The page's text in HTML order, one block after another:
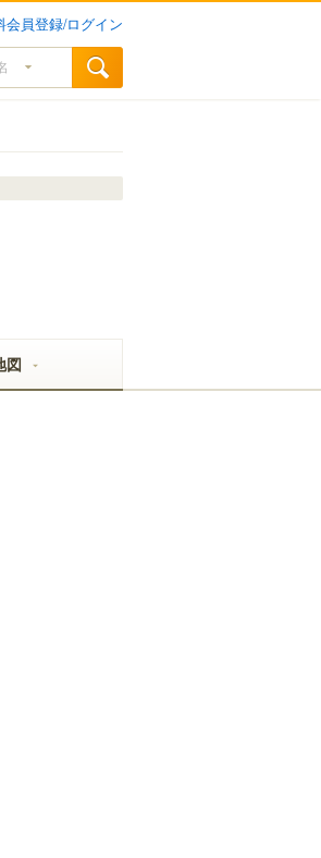
会員登録/ログイン
図